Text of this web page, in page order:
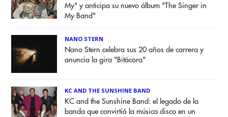
My" y anticipa su nuevo álbum "The Singer in
My Band"
NANO STERN
Nano Stern celebra sus 20 años de carrera y
anuncia la gira "Bitácora"
KC AND THE SUNSHINE BAND
KC and the Sunshine Band: el legado de la
banda que convirtió la música disco en un